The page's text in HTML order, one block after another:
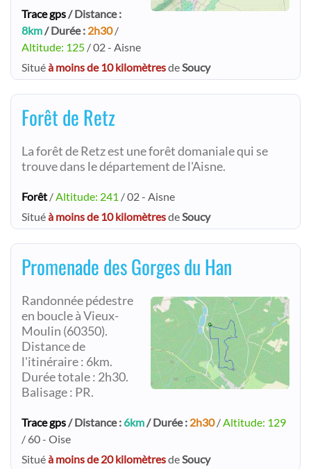
Trace gps/ Distance :
8km/ Durée : 2h30/
Altitude: 125 / 02 - Aisne
Situéà moins de 10 kilomètresdeSoucy
Forêt de Retz
La forêt de Retz est une forêt domaniale qui se
trouve dans le département de l'Aisne.
Forêt /Altitude: 241 / 02 - Aisne
Situéà moins de 10 kilomètresdeSoucy
Promenade des Gorges du Han
Randonnée pédestre
en boucle à Vieux-
Moulin (60350).
Distance de
l'itinéraire : 6km.
Durée totale : 2h30.
Balisage : PR.
Trace gps/ Distance : 6km/ Durée : 2h30/Altitude: 129
/ 60 - Oise
Situéà moins de 20 kilomètresdeSoucy